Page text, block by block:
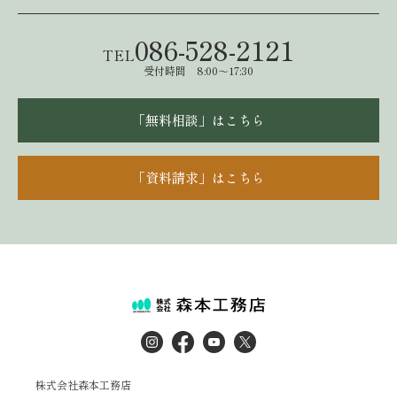
TEL086-528-2121
受付時間 8:00～17:30
「無料相談」はこちら
「資料請求」はこちら
株式会社森本工務店